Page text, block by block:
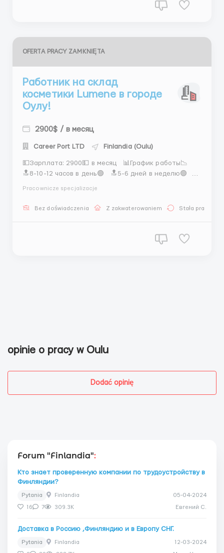
OFERTA PRACY ZAMKNIĘTA
Работник на склад
косметики Lumene в городе
Оулу!
2900$ / в месяц
Career Port LTD Finlandia (Oulu)
💵Зарплата: 2900💵 в месяц 📊График работы📉
🔝8-10-12 часов в день🟢 🔝5-6 дней в неделю🟢
Поддержание чистоты на рабочем месте📈 ‼️
Pracownicze specjalizacje
Bez doświadczenia Z zakwaterowaniem Stała praca
opinie o pracy w Oulu
Dodać opinię
Forum "Finlandia":
Кто знает проверенную компании по трудоустройству в
Финляндии?
Pytania Finlandia 05-04-2024
16 7 309.3K Евгений C.
Доставка в Россию ,Финляндию и в Европу СНГ.
Pytania Finlandia 12-03-2024